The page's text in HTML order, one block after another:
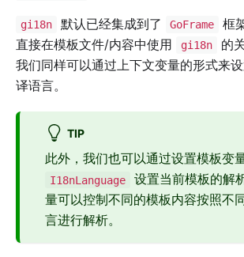
gi18n 默认已经集成到了 GoFrame
框
直接在模板文件/内容中使用
gi18n
的
我们同样可以通过上下文变量的形式来
译语言。
TIP
此外，我们也可以通过设置模板变
I18nLanguage
设置当前模板的解
量可以控制不同的模板内容按照不
言进行解析。